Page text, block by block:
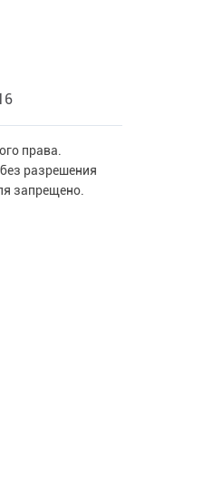
права.
разрешения
запрещено.